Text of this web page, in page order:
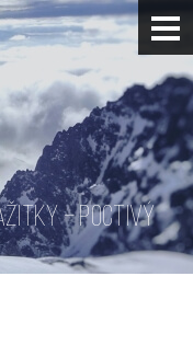
– POCTIVÝ